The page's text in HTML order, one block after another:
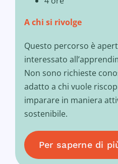
A chi si rivolge
Questo percorso è
interessato
Non sono richieste
adatto a chi vuole
imparare in maniera
sostenibile.
Per saperne di